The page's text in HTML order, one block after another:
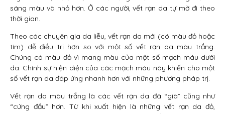
sáng màu và nhỏ hơn. Ở các người, vết rạn da tự mờ đi theo
thời gian.
Theo các chuyên gia da liễu, vết rạn da mới (có màu đỏ hoặc
tím) dễ điều trị hơn so với một số vết rạn da màu trắng.
Chúng có màu đỏ vì mang màu của một số mạch máu dưới
da. Chính sự hiện diện của các mạch máu này khiến cho một
số vết rạn da đáp ứng nhanh hơn với những phương pháp trị.
Vết rạn da màu trắng là các vết rạn da đã “già” cũng như
“cứng đầu” hơn. Từ khi xuất hiện là những vết rạn da đỏ,